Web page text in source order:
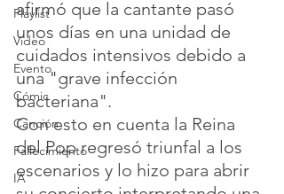
Playlist
Video
Evento
Cómic
Canción
Fallecimiento
IA
afirmó que la cantante pasó
unos días en una unidad de
cuidados intensivos debido a
una "grave infección
bacteriana".
Con esto en cuenta la Reina
del Pop regresó triunfal a los
escenarios y lo hizo para abrir